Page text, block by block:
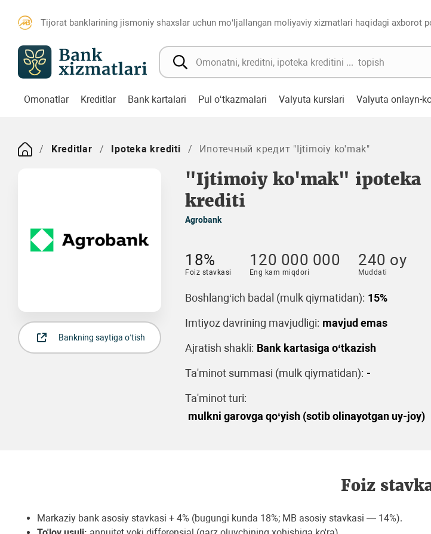
Tijorat banklarining jismoniy shaxslar uchun mo‘ljallangan moliyaviy xizmatlari haqidagi axborot
Omonatlar Kreditlar Bank kartalari Pul o‘tkazmalari Valyuta kurslari Valyuta onlayn-
Kreditlar Ipoteka krediti Ипотечный кредит "Ijtimoiy ko'mak"
"Ijtimoiy ko'mak" ipoteka
krediti
Agrobank
Bankning saytiga o‘tish
18%
Foiz stavkasi
120 000 000
Eng kam miqdori
240 oy
Muddati
Boshlang‘ich badal (mulk qiymatidan): 15%
Imtiyoz davrining mavjudligi: mavjud emas
Ajratish shakli: Bank kartasiga o‘tkazish
Ta'minot summasi (mulk qiymatidan): -
Ta'minot turi:
mulkni garovga qo‘yish (sotib olinayotgan uy-joy)
Foiz
Markaziy bank asosiy stavkasi + 4% (bugungi kunda 18%; MB asosiy stavkasi — 14%).